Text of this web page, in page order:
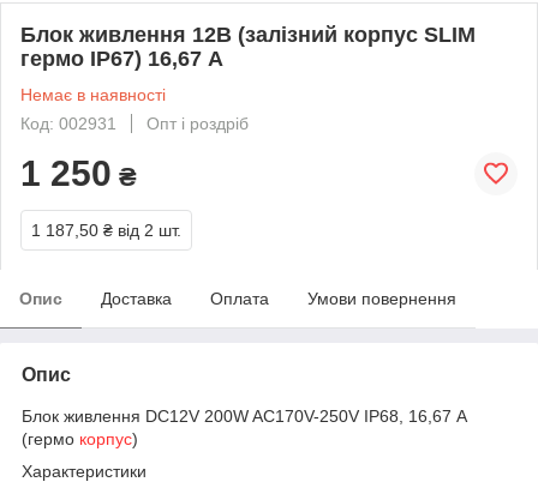
Блок живлення 12В (залізний корпус SLIM
гермо IP67) 16,67 А
Немає в наявності
Код: 002931
Опт і роздріб
1 250 ₴
1 187,50 ₴ від 2 шт.
Опис Доставка Оплата Умови повернення
Опис
Блок живлення DC12V 200W AC170V-250V IP68, 16,67 А
(гермо корпус)
Характеристики